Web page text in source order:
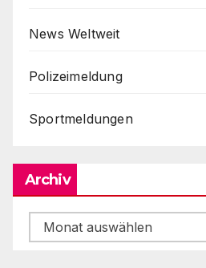
News Weltweit
Polizeimeldung
Sportmeldungen
Archiv
Archiv